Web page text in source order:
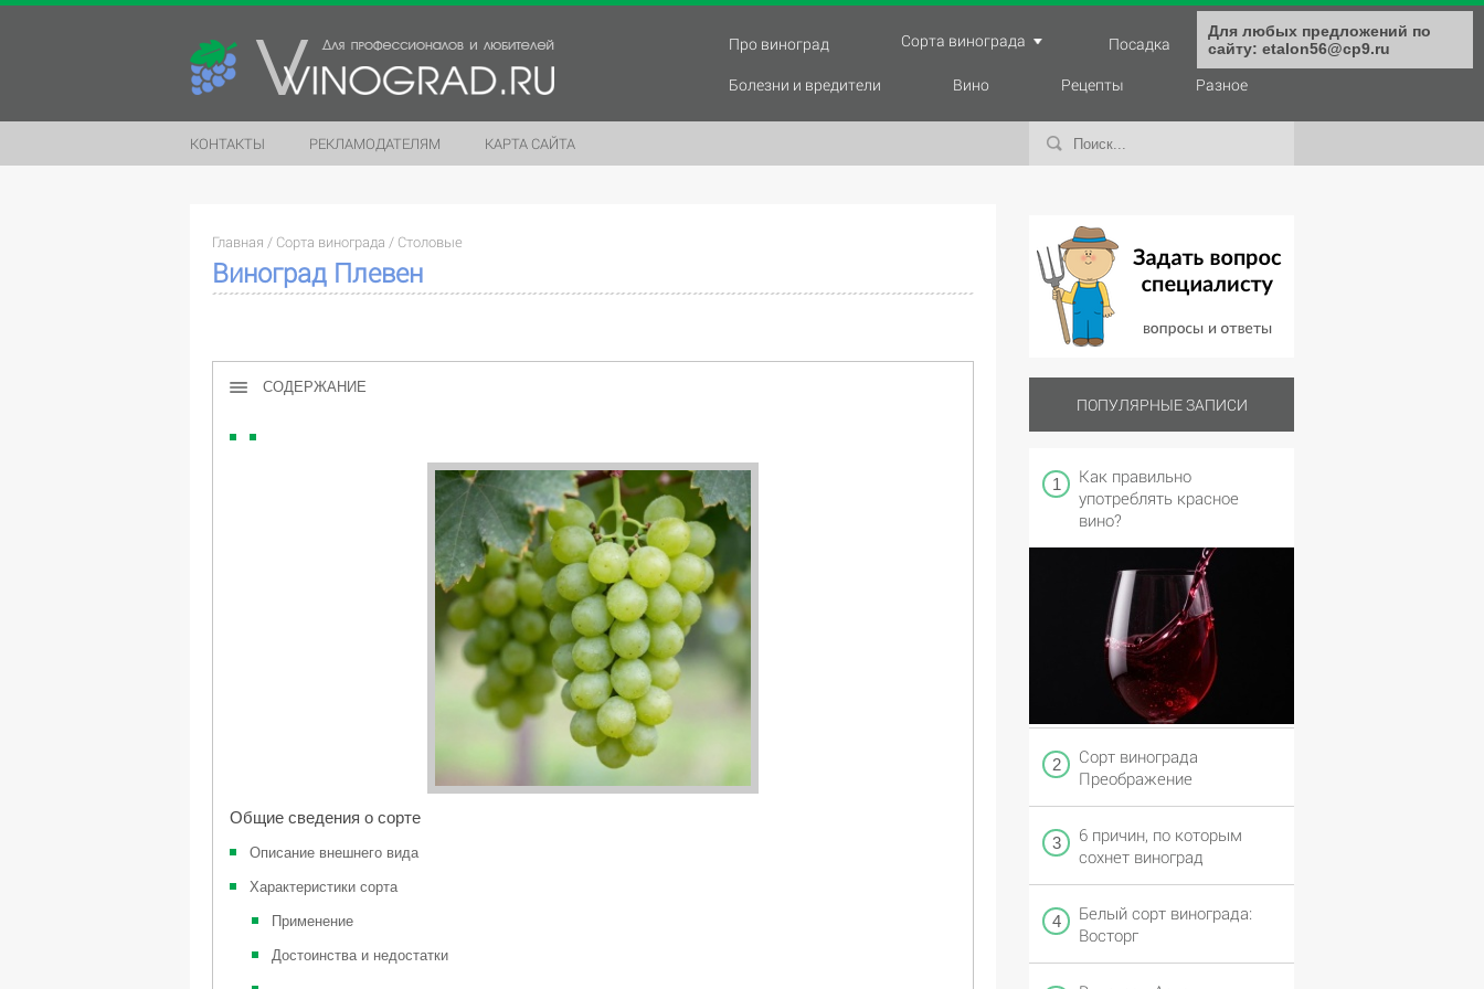
Про виноград Сорта винограда Посадка
Уход
Болезни и вредители
Вино Рецепты Разное
КОНТАКТЫ РЕКЛАМОДАТЕЛЯМ КАРТА САЙТА
Главная / Сорта винограда / Столовые
Виноград Плевен
СОДЕРЖАНИЕ
Общие сведения о сорте
Описание внешнего вида
Характеристики сорта
Применение
Достоинства и недостатки
ПОПУЛЯРНЫЕ ЗАПИСИ
Как правильно
употреблять красное
вино?
Сорт винограда
Преображение
6 причин, по которым
сохнет виноград
Белый сорт винограда:
Восторг
Для любых предложений по
сайту: etalon56@cp9.ru